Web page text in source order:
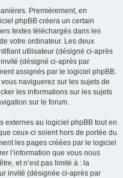
Premièrement, en
phpBB créera un certain
textes téléchargés dans les
votre ordinateur. Les deux
utilisateur (désigné ci-après
(désigné ci-après par
assignés par le logiciel phpBB.
naviguerez sur les sujets de
les informations sur les sujets
sur le forum.
externes au logiciel phpBB tout en
ceux-ci soient hors de portée du
les pages créées par le logiciel
l’information que vous nous
et n’est pas limité à : la
invité (désignée ci-après par